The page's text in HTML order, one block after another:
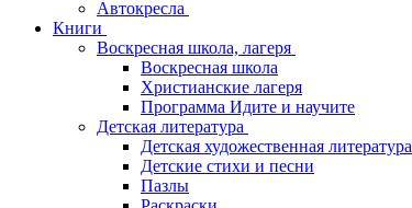
Автокресла
Книги
Воскресная школа, лагеря
Воскресная школа
Христианские лагеря
Программа Идите и научите
Детская литература
Детская художественная литература
Детские стихи и песни
Пазлы